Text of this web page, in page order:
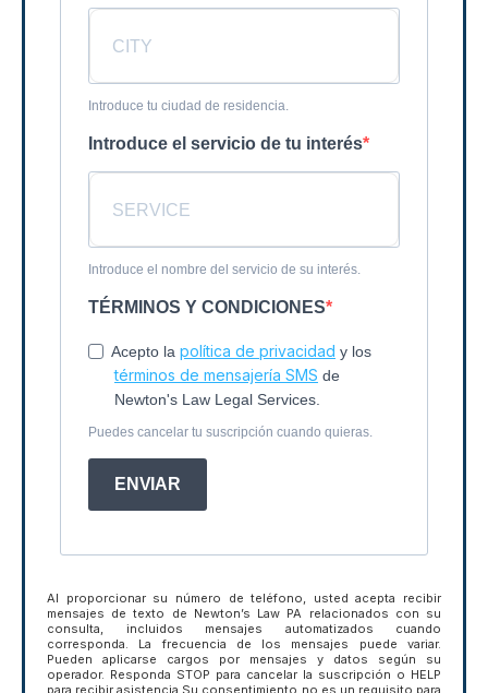
Introduce tu ciudad de residencia.
Introduce el servicio de tu interés
Introduce el nombre del servicio de su interés.
TÉRMINOS Y CONDICIONES
Acepto la política de privacidad y los
términos de mensajería SMS de
Newton's Law Legal Services.
Puedes cancelar tu suscripción cuando quieras.
ENVIAR
Al proporcionar su número de teléfono, usted acepta recibir
mensajes de texto de Newton’s Law PA relacionados con su
consulta, incluidos mensajes automatizados cuando
corresponda. La frecuencia de los mensajes puede variar.
Pueden aplicarse cargos por mensajes y datos según su
operador. Responda STOP para cancelar la suscripción o HELP
para recibir asistencia.Su consentimiento no es un requisito para